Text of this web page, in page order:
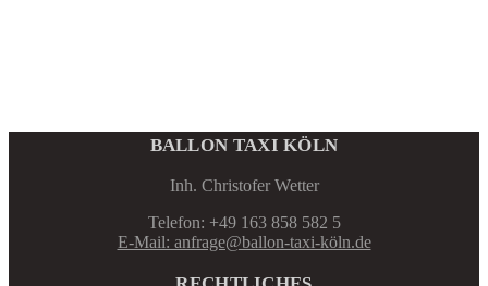
BALLON TAXI KÖLN
Inh. Christofer Wetter
Telefon: +49 163 858 582 5
E-Mail: anfrage@ballon-taxi-köln.de